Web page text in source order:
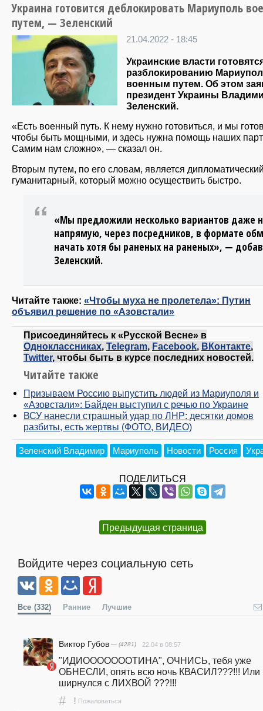
Украина готовится деблокировать Мариуполь
путем, — Зеленский
21.04.2022 - 18:45
Украинские власти
разблокированию
военным путем. Об этом
президент Украины
Зеленский.
«Есть военный путь. К нему нужно готовиться, и мы
чтобы быть мощными, и здесь нужна помощь наших
Самим нам сложно», — сказал он.
Вторым путем, по его словам, является
гуманитарный, который можно осуществить быстро.
«Мы предложили несколько вариантов даже
напрямую, через посредников, в формате
начать хотя бы раненых на раненых», —
Зеленский.
Читайте также: «Чтобы муха не пролетела»: Путин
объявил решение по «Азовстали»
Присоединяйтесь к «Русской Весне» в
Одноклассниках, Telegram, Facebook, ВКонтакте,
Twitter, чтобы быть в курсе последних новостей.
Читайте также
Призываем Россию выпустить людей из Мариуполя и
«Азовстали»: Байден выступил с речью по Украине
ВСУ нанесли страшный удар по ЛНР: десятки домов
разбиты, есть жертвы (ФОТО, ВИДЕО)
Зеленский Владимир Мариуполь Новости Россия
ПОДЕЛИТЬСЯ
Предыдущая страница
Войдите через социальную сеть
Все (332) Ранние Лучшие
Виктор Губов — (4281) 22.04 в 08:57
"ИДИОООООООТИНА", ОЧНИСЬ, тебя уже
ОБНЕСЛИ, опять всю ночь КВАСИЛ???!!! Или
ширнулся с ЛИХВОЙ ???!!!
# ! Пожаловаться